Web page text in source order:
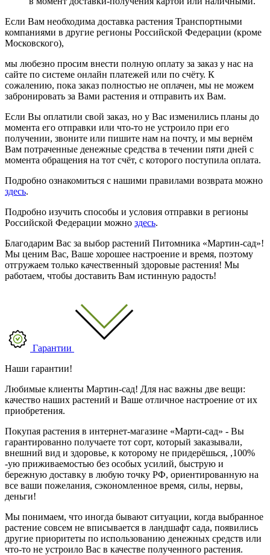
Если Вам необходима доставка растения Транспортными
компаниями в другие регионы Российской Федерации (кроме
Московского),
мы любезно просим внести полную оплату за заказ у нас на
сайте по системе онлайн платежей или по счёту. К
сожалению, пока заказ полностью не оплачен, мы не можем
забронировать за Вами растения и отправить их Вам.
Если Вы оплатили свой заказ, но у Вас изменились планы до
момента его отправки или что-то не устроило при его
получении, звоните или пишите нам на почту, и мы вернём
Вам потраченные денежные средства в течении пяти дней с
момента обращения на тот счёт, с которого поступила оплата.
Подробно ознакомиться с нашими правилами возврата можно
здесь.
Подробно изучить способы и условия отправки в регионы
Российской Федерации можно здесь.
Благодарим Вас за выбор растений Питомника «Мартин-сад»!
Мы ценим Вас, Ваше хорошее настроение и время, поэтому
отгружаем только качественный здоровые растения! Мы
работаем, чтобы доставить Вам истинную радость!
Гарантии
Наши гарантии!
Любимые клиенты Мартин-сад! Для нас важны две вещи:
качество наших растений и Ваше отличное настроение от их
приобретения.
Покупая растения в интернет-магазине «Марти-сад» - Вы
гарантированно получаете тот сорт, который заказывали,
внешний вид и здоровье, к которому не придерёшься, ,100%
-ую приживаемостью без особых усилий, быструю и
бережную доставку в любую точку РФ, ориентированную на
все ваши пожелания, сэкономленное время, силы, нервы,
деньги!
Мы понимаем, что иногда бывают ситуации, когда выбранное
растение совсем не вписывается в ландшафт сада, появились
другие приоритеты по использованию денежных средств или
что-то не устроило Вас в качестве полученного растения.